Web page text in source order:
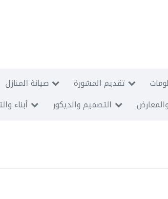
صيانة المنازل تقديم المشورة
أبناء التصميم والديكور